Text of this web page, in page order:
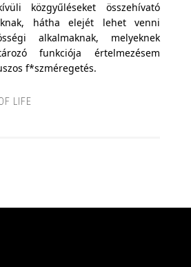
közgyűléseket összehívató
hátha elejét lehet venni
alkalmaknak, melyeknek
funkciója értelmezésem
f*szméregetés.
LIFE